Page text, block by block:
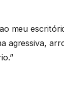
meu
agressiva,